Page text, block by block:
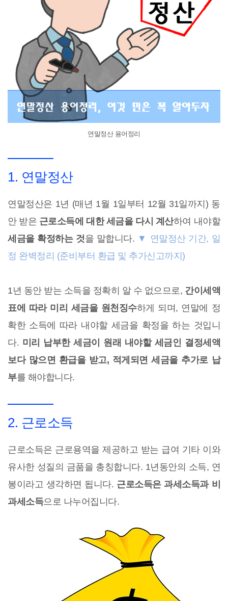
연말정산 용어정리
1. 연말정산
연말정산은 1년 (매년 1월 1일부터 12월 31일까지) 동
안 받은 근로소득에 대한 세금을 다시 계산하여 내야할
세금을 확정하는 것을 말합니다. ▼ 연말정산 기간, 일
정 완벽정리 (준비부터 환급 및 추가신고까지)
1년 동안 받는 소득을 정확히 알 수 없으므로, 간이세액
표에 따라 미리 세금을 원천징수하게 되며, 연말에 정
확한 소득에 따라 내야할 세금을 확정을 하는 것입니
다. 미리 납부한 세금이 원래 내야할 세금인 결정세액
보다 많으면 환급을 받고, 적게되면 세금을 추가로 납
부를 해야합니다.
2. 근로소득
근로소득은 근로용역을 제공하고 받는 급여 기타 이와
유사한 성질의 금품을 총칭합니다. 1년동안의 소득, 연
봉이라고 생각하면 됩니다. 근로소득은 과세소득과 비
과세소득으로 나누어집니다.